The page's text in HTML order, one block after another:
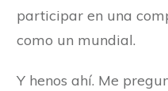
participar en una
como un mundial.
Y henos ahí. Me